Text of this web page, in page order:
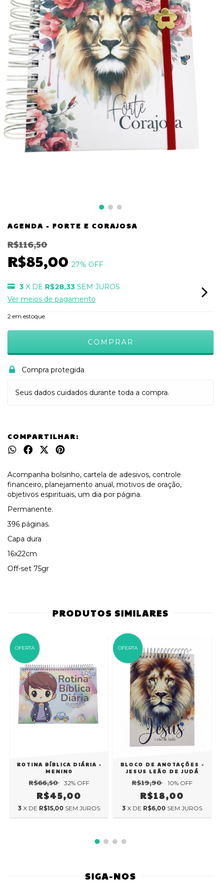
AGENDA - FORTE E CORAJOSA
R$116,50
R$85,00 27% OFF
3 X DE R$28,33 SEM JUROS
Ver meios de pagamento
2 em estoque
Compra protegida
Seus dados cuidados durante toda a compra.
COMPARTILHAR:
Acompanha bolsinho, cartela de adesivos, controle
financeiro, planejamento anual, motivos de oração,
objetivos espirituais, um dia por página.
Permanente.
396 páginas.
Capa dura
16x22cm
Off-set 75gr
PRODUTOS SIMILARES
OFERTA
ROTINA BÍBLICA DIÁRIA -
MENIN0
R$66,50 32% OFF
R$45,00
3 X DE R$15,00 SEM JUROS
OFERTA
BLOCO DE ANOTAÇÕES -
JESUS LEÃO DE JUDÁ
R$19,90 10% OFF
R$18,00
3 X DE R$6,00 SEM JUROS
SIGA-NOS